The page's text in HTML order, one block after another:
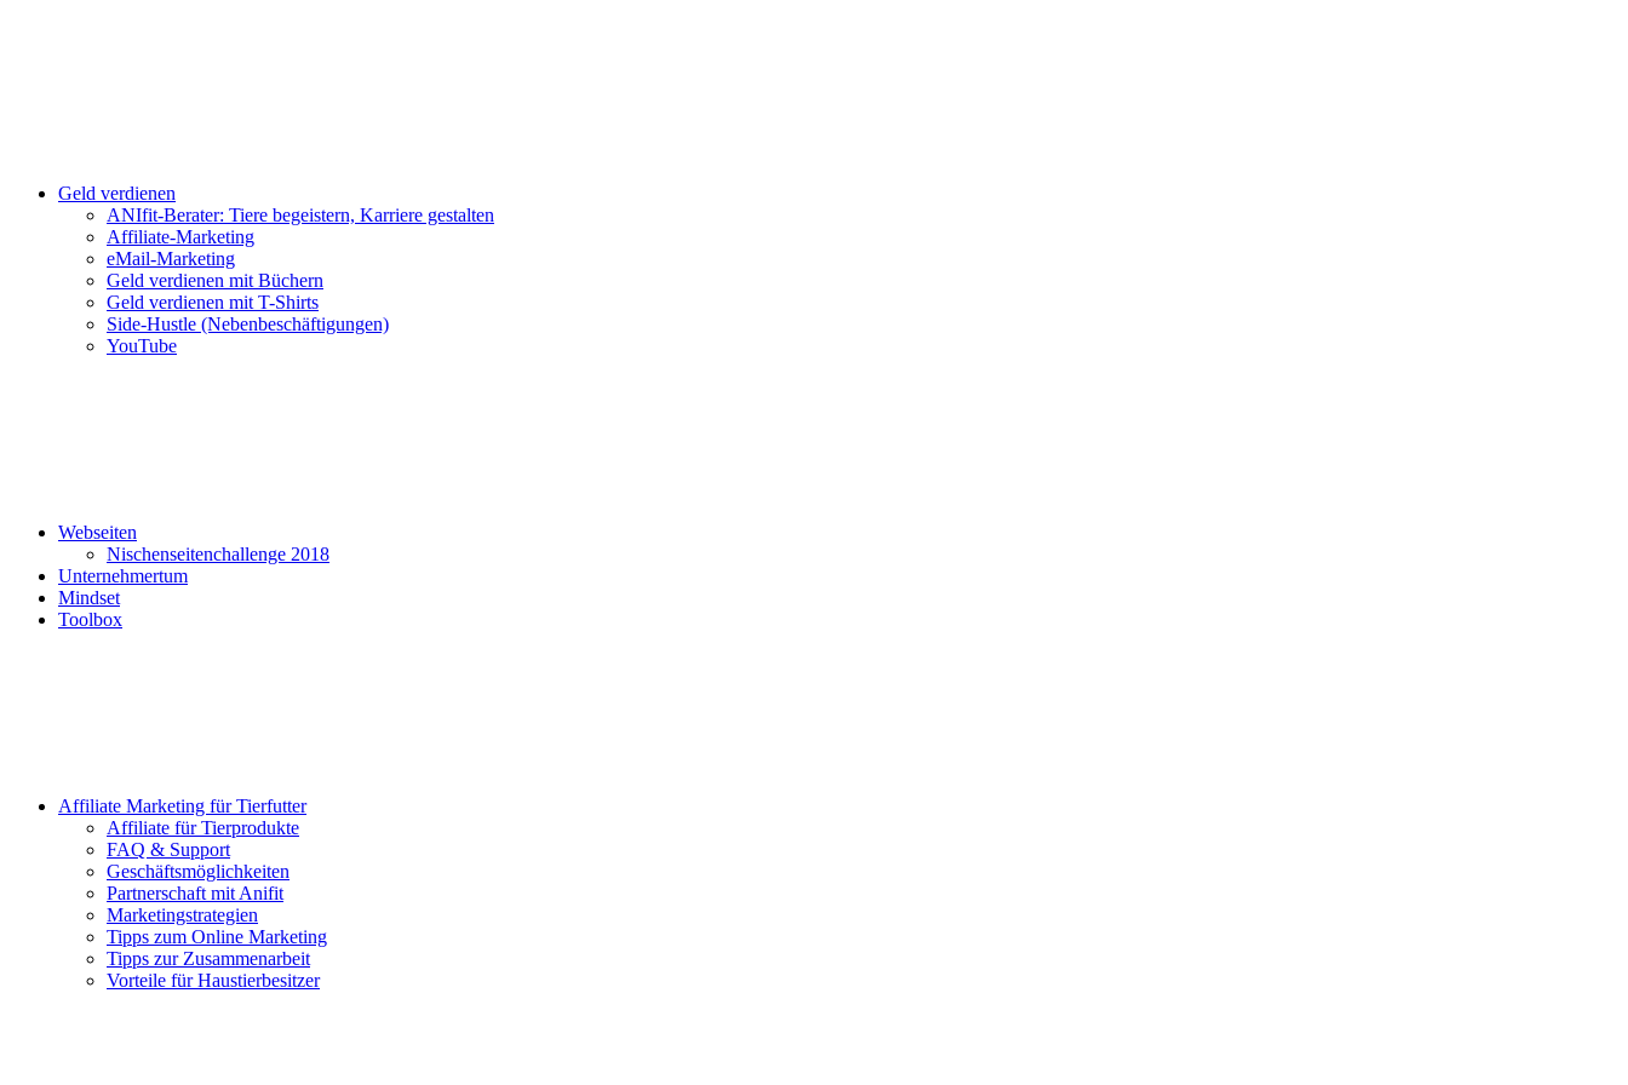
Geld verdienen
ANIfit-Berater: Tiere begeistern, Karriere gestalten
Affiliate-Marketing
eMail-Marketing
Geld verdienen mit Büchern
Geld verdienen mit T-Shirts
Side-Hustle (Nebenbeschäftigungen)
YouTube
Webseiten
Nischenseitenchallenge 2018
Unternehmertum
Mindset
Toolbox
Affiliate Marketing für Tierfutter
Affiliate für Tierprodukte
FAQ & Support
Geschäftsmöglichkeiten
Partnerschaft mit Anifit
Marketingstrategien
Tipps zum Online Marketing
Tipps zur Zusammenarbeit
Vorteile für Haustierbesitzer